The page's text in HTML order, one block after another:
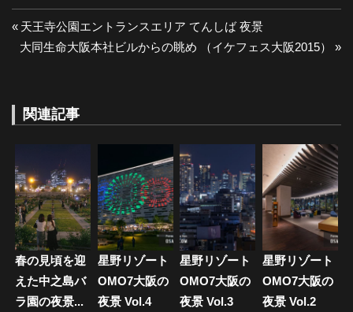
投
ビ
ー
シ
ョ
ン
前
の
天王寺公園エントランスエリア てんしば 夜景
次
稿:
大同生命大阪本社ビルからの眺め （イケフェス大阪2015）
関連記事
春の見頃を迎
えた中之島バ
ラ園の夜景...
星野リゾート
OMO7大阪の
夜景 Vol.4
星野リゾート
OMO7大阪の
夜景 Vol.3
星野リゾート
OMO7大阪の
夜景 Vol.2